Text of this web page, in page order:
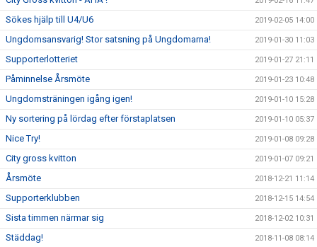
Sökes hjälp till U4/U6 2019-02-05 14:00
Ungdomsansvarig! Stor satsning på Ungdomarna! 2019-01-30 11:03
Supporterlotteriet 2019-01-27 21:11
Påminnelse Årsmöte 2019-01-23 10:48
Ungdomsträningen igång igen! 2019-01-10 15:28
Ny sortering på lördag efter förstaplatsen 2019-01-10 05:37
Nice Try! 2019-01-08 09:28
City gross kvitton 2019-01-07 09:21
Årsmöte 2018-12-21 11:14
Supporterklubben 2018-12-15 14:54
Sista timmen närmar sig 2018-12-02 10:31
Städdag! 2018-11-08 08:14